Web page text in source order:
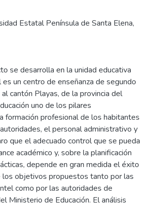
Estatal Península de Santa Elena,
se desarrolla en la unidad educativa
un centro de enseñanza de segundo
cantón Playas, de la provincia del
uno de los pilares
formación profesional de los habitantes
el personal administrativo y
que el adecuado control que se pueda
académico y, sobre la planificación
depende en gran medida el éxito
los objetivos propuestos tanto por las
como por las autoridades de
Ministerio de Educación. El análisis